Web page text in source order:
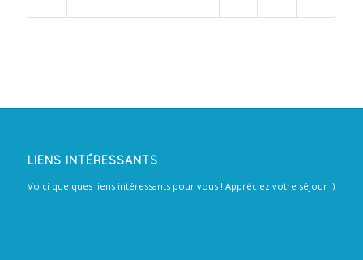
LIENS INTÉRESSANTS
Voici quelques liens intéressants pour vous ! Appréciez votre séjour :)